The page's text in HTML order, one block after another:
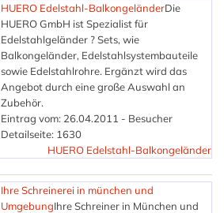
HUERO Edelstahl-BalkongeländerDie
HUERO GmbH ist Spezialist für
Edelstahlgeländer ? Sets, wie
Balkongeländer, Edelstahlsystembauteile
sowie Edelstahlrohre. Ergänzt wird das
Angebot durch eine große Auswahl an
Zubehör.
Eintrag vom: 26.04.2011 - Besucher
Detailseite: 1630
HUERO Edelstahl-Balkongeländer
Ihre Schreinerei in münchen und
UmgebungIhre Schreiner in München und